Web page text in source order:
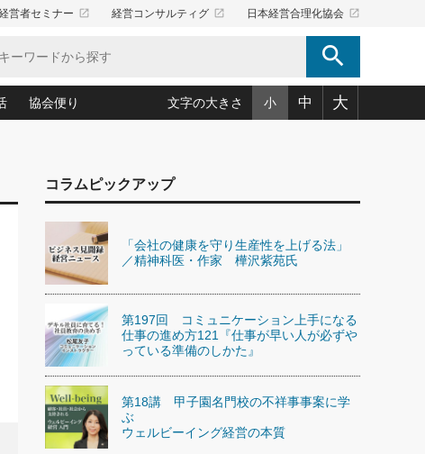
営者セミナー launch 経営コンサルティグ launch 日本経営合理化協会 launch
search
2026.08.5
第86回 「言葉狩り」
もっとみる
こと(34)
コミどこ
ーイング経営入
づくり(210)
いと思われる 気配りの達人(127)
新常識(57)
員教育の決め手(203)
人育て」(38)
ワンランク上の手紙・メール術(100)
育(100)
不況は会社守成の好機(38)
長の人間力の磨き方」(86)
の教え 東洋思想に学ぶ経営学(132)
本の指導者たち」(32)
八史略”(30)
のころ心平の ──社長のための「か・ら・だマネジメント」
ジタルＡＶを味方に！新・仕事術(180)
ーダー脳の鍛え方(32)
インを楽しむ基礎レッスン(12)
読！社長が読むべき今月の4冊(88)
と耳で楽しむ読書術(162)
長の「氣」(30)
国スポーツ・ビジネスに学ぶ心理学(98)
橋一喜の『これぞ！"本物の温泉"』(157)
協会便り
「愛読者通信」著者インタビュー(44)
ビジネス見聞録 経営ニュース(100)
作間信司の経営無形庵(けいえいむぎょうあん)(166)
経営セミナー情報局(1)
繁栄への着眼点 牟田太陽(76)
講話を聞いて学ぼう 実学・耳学・磨く「ミミガク」のすすめ
(7)
文字の大きさ 小 中 大
コラムピックアップ
「会社の健康を守り生産性を上げる法」
／精神科医・作家 樺沢紫苑氏
第197回 コミュニケーション上手になる
仕事の進め方121『仕事が早い人が必ずや
っている準備のしかた』
第18講 甲子園名門校の不祥事事案に学
ぶ
ウェルビーイング経営の本質